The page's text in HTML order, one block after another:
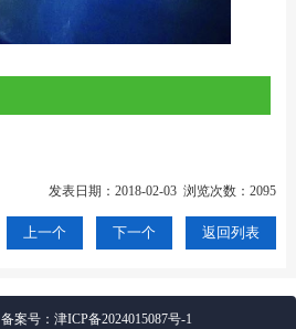
发表日期：2018-02-03 浏览次数：2095
上一个 下一个 返回列表
备案号： 津ICP备2024015087号-1